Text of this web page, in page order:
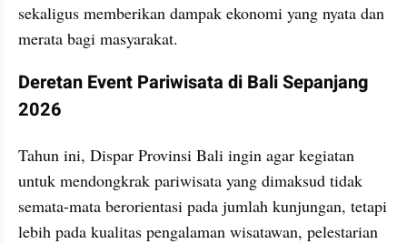
sekaligus memberikan dampak ekonomi yang nyata dan
merata bagi masyarakat.
Deretan Event Pariwisata di Bali Sepanjang
2026
Tahun ini, Dispar Provinsi Bali ingin agar kegiatan
untuk mendongkrak pariwisata yang dimaksud tidak
semata-mata berorientasi pada jumlah kunjungan, tetapi
lebih pada kualitas pengalaman wisatawan, pelestarian